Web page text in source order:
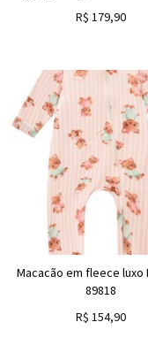
R$ 179,90
Macacão em fleece luxo
89818
R$ 154,90